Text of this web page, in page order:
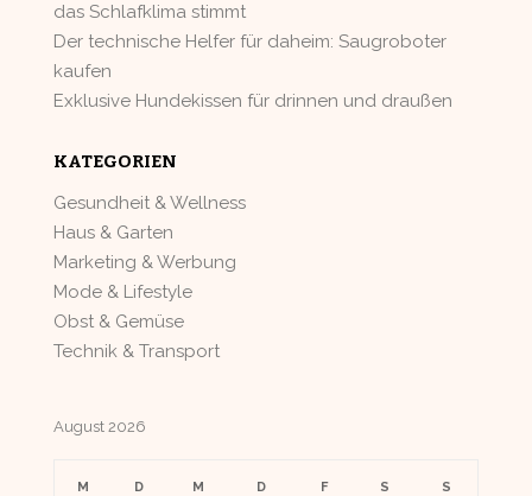
das Schlafklima stimmt
Der technische Helfer für daheim: Saugroboter
kaufen
Exklusive Hundekissen für drinnen und draußen
KATEGORIEN
Gesundheit & Wellness
Haus & Garten
Marketing & Werbung
Mode & Lifestyle
Obst & Gemüse
Technik & Transport
August 2026
M D M D F S S